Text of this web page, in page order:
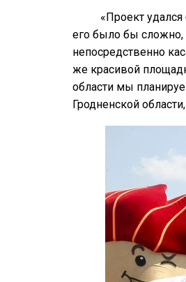
«Проект
его было бы сложно,
непосредственно
же красивой
области мы
Гродненской